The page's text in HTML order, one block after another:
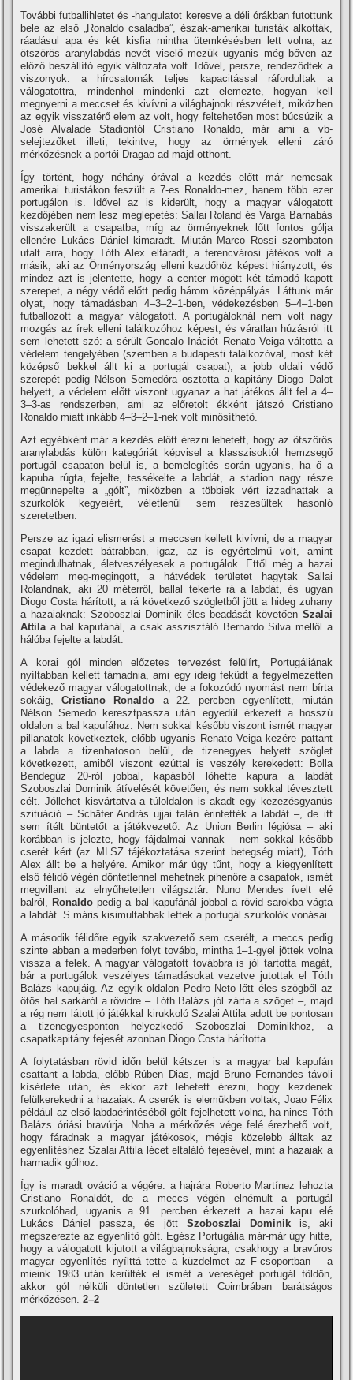
További futballihletet és -hangulatot keresve a déli órákban futottunk
bele az első „Ronaldo családba”, észak-amerikai turisták alkották,
ráadásul apa és két kisfia mintha ütemkésésben lett volna, az
ötszörös aranylabdás nevét viselő mezük ugyanis még bőven az
előző beszállító egyik változata volt. Idővel, persze, rendeződtek a
viszonyok: a hírcsatornák teljes kapacitással ráfordultak a
válogatottra, mindenhol mindenki azt elemezte, hogyan kell
megnyerni a meccset és kivívni a világbajnoki részvételt, miközben
az egyik visszatérő elem az volt, hogy feltehetően most búcsúzik a
José Alvalade Stadiontól Cristiano Ronaldo, már ami a vb-
selejtezőket illeti, tekintve, hogy az örmények elleni záró
mérkőzésnek a portói Dragao ad majd otthont.
Így történt, hogy néhány órával a kezdés előtt már nemcsak
amerikai turistákon feszült a 7-es Ronaldo-mez, hanem több ezer
portugálon is. Idővel az is kiderült, hogy a magyar válogatott
kezdőjében nem lesz meglepetés: Sallai Roland és Varga Barnabás
visszakerült a csapatba, míg az örményeknek lőtt fontos gólja
ellenére Lukács Dániel kimaradt. Miután Marco Rossi szombaton
utalt arra, hogy Tóth Alex elfáradt, a ferencvárosi játékos volt a
másik, aki az Örményország elleni kezdőhöz képest hiányzott, és
mindez azt is jelentette, hogy a center mögött két támadó kapott
szerepet, a négy védő előtt pedig három középpályás. Láttunk már
olyat, hogy támadásban 4–3–2–1-ben, védekezésben 5–4–1-ben
futballozott a magyar válogatott. A portugáloknál nem volt nagy
mozgás az írek elleni találkozóhoz képest, és váratlan húzásról itt
sem lehetett szó: a sérült Goncalo Inációt Renato Veiga váltotta a
védelem tengelyében (szemben a budapesti találkozóval, most két
középső bekkel állt ki a portugál csapat), a jobb oldali védő
szerepét pedig Nélson Semedóra osztotta a kapitány Diogo Dalot
helyett, a védelem előtt viszont ugyanaz a hat játékos állt fel a 4–
3–3-as rendszerben, ami az előretolt ékként játszó Cristiano
Ronaldo miatt inkább 4–3–2–1-nek volt minősíthető.
Azt egyébként már a kezdés előtt érezni lehetett, hogy az ötszörös
aranylabdás külön kategóriát képvisel a klasszisoktól hemzsegő
portugál csapaton belül is, a bemelegítés során ugyanis, ha ő a
kapuba rúgta, fejelte, tessékelte a labdát, a stadion nagy része
megünnepelte a „gólt”, miközben a többiek vért izzadhattak a
szurkolók kegyeiért, véletlenül sem részesültek hasonló
szeretetben.
Persze az igazi elismerést a meccsen kellett kivívni, de a magyar
csapat kezdett bátrabban, igaz, az is egyértelmű volt, amint
megindulhatnak, életveszélyesek a portugálok. Ettől még a hazai
védelem meg-megingott, a hátvédek területet hagytak Sallai
Rolandnak, aki 20 méterről, ballal tekerte rá a labdát, és ugyan
Diogo Costa hárított, a rá következő szögletből jött a hideg zuhany
a hazaiaknak: Szoboszlai Dominik éles beadását követően Szalai
Attilaa bal kapufánál, a csak asszisztáló Bernardo Silva mellől a
hálóba fejelte a labdát.
A korai gól minden előzetes tervezést felülírt, Portugáliának
nyíltabban kellett támadnia, ami egy ideig feküdt a fegyelmezetten
védekező magyar válogatottnak, de a fokozódó nyomást nem bírta
sokáig,Cristiano Ronaldo a 22. percben egyenlített, miután
Nélson Semedo keresztpassza után egyedül érkezett a hosszú
oldalon a bal kapufához. Nem sokkal később viszont ismét magyar
pillanatok következtek, előbb ugyanis Renato Veiga kezére pattant
a labda a tizenhatoson belül, de tizenegyes helyett szöglet
következett, amiből viszont ezúttal is veszély kerekedett: Bolla
Bendegúz 20-ról jobbal, kapásból lőhette kapura a labdát
Szoboszlai Dominik átívelését követően, és nem sokkal tévesztett
célt. Jóllehet kisvártatva a túloldalon is akadt egy kezezésgyanús
szituáció – Schäfer András ujjai talán érintették a labdát –, de itt
sem ítélt büntetőt a játékvezető. Az Union Berlin légiósa – aki
korábban is jelezte, hogy fájdalmai vannak – nem sokkal később
cserét kért (az MLSZ tájékoztatása szerint betegség miatt), Tóth
Alex állt be a helyére. Amikor már úgy tűnt, hogy a kiegyenlített
első félidő végén döntetlennel mehetnek pihenőre a csapatok, ismét
megvillant az elnyűhetetlen világsztár: Nuno Mendes ívelt elé
balról, Ronaldo pedig a bal kapufánál jobbal a rövid sarokba vágta
a labdát. S máris kisimultabbak lettek a portugál szurkolók vonásai.
A második félidőre egyik szakvezető sem cserélt, a meccs pedig
szinte abban a mederben folyt tovább, mintha 1–1-gyel jöttek volna
vissza a felek. A magyar válogatott továbbra is jól tartotta magát,
bár a portugálok veszélyes támadásokat vezetve jutottak el Tóth
Balázs kapujáig. Az egyik oldalon Pedro Neto lőtt éles szögből az
ötös bal sarkáról a rövidre – Tóth Balázs jól zárta a szöget –, majd
a rég nem látott jó játékkal kirukkoló Szalai Attila adott be pontosan
a tizenegyesponton helyezkedő Szoboszlai Dominikhoz, a
csapatkapitány fejesét azonban Diogo Costa hárította.
A folytatásban rövid időn belül kétszer is a magyar bal kapufán
csattant a labda, előbb Rúben Dias, majd Bruno Fernandes távoli
kísérlete után, és ekkor azt lehetett érezni, hogy kezdenek
felülkerekedni a hazaiak. A cserék is elemükben voltak, Joao Félix
például az első labdaérintéséből gólt fejelhetett volna, ha nincs Tóth
Balázs óriási bravúrja. Noha a mérkőzés vége felé érezhető volt,
hogy fáradnak a magyar játékosok, mégis közelebb álltak az
egyenlítéshez Szalai Attila lécet eltaláló fejesével, mint a hazaiak a
harmadik gólhoz.
Így is maradt ováció a végére: a hajrára Roberto Martínez lehozta
Cristiano Ronaldót, de a meccs végén elnémult a portugál
szurkolóhad, ugyanis a 91. percben érkezett a hazai kapu elé
Lukács Dániel passza, és jött Szoboszlai Dominik is, aki
megszerezte az egyenlítő gólt. Egész Portugália már-már úgy hitte,
hogy a válogatott kijutott a világbajnokságra, csakhogy a bravúros
magyar egyenlítés nyílttá tette a küzdelmet az F-csoportban – a
mieink 1983 után kerülték el ismét a vereséget portugál földön,
akkor gól nélküli döntetlen született Coimbrában barátságos
mérkőzésen.2–2